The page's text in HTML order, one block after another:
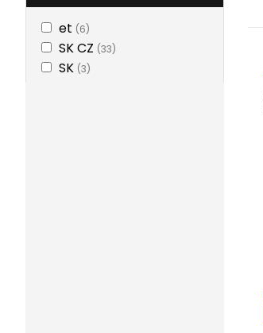
et (6)
SK CZ (33)
SK (3)